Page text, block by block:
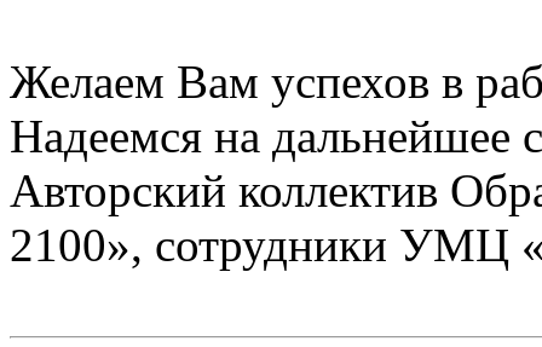
Желаем Вам успехов в
Надеемся на дальнейшее
Авторский коллектив
2100», сотрудники УМЦ